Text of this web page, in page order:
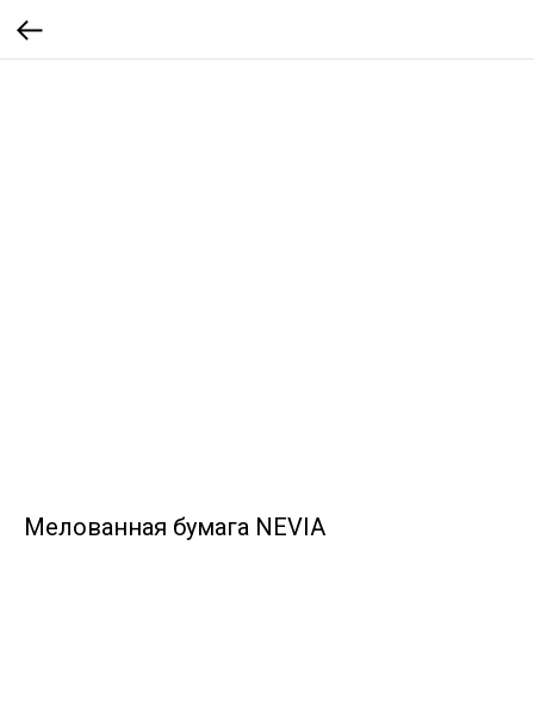
Мелованная бумага NEVIA